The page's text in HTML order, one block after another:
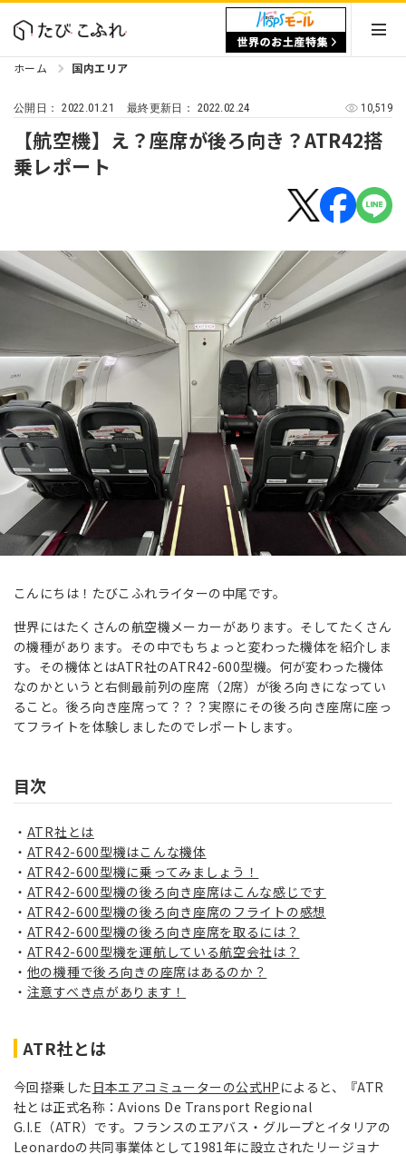
ホーム 国内エリア
公開日：2022.01.21 最終更新日： 2022.02.24 10,519
【航空機】え？座席が後ろ向き？ATR42搭
乗レポート
こんにちは！たびこふれライターの中尾です。
世界にはたくさんの航空機メーカーがあります。そしてたくさん
の機種があります。その中でもちょっと変わった機体を紹介しま
す。その機体とはATR社のATR42-600型機。何が変わった機体
なのかというと右側最前列の座席（2席）が後ろ向きになってい
ること。後ろ向き座席って？？？実際にその後ろ向き座席に座っ
てフライトを体験しましたのでレポートします。
目次
ATR社とは
ATR42-600型機はこんな機体
ATR42-600型機に乗ってみましょう！
ATR42-600型機の後ろ向き座席はこんな感じです
ATR42-600型機の後ろ向き座席のフライトの感想
ATR42-600型機の後ろ向き座席を取るには？
ATR42-600型機を運航している航空会社は？
他の機種で後ろ向きの座席はあるのか？
注意すべき点があります！
ATR社とは
今回搭乗した 日本エアコミューターの公式HP によると、『ATR
社とは正式名称：Avions De Transport Regional
G.I.E（ATR）です。フランスのエアバス・グループとイタリアの
Leonardoの共同事業体として1981年に設立されたリージョナ